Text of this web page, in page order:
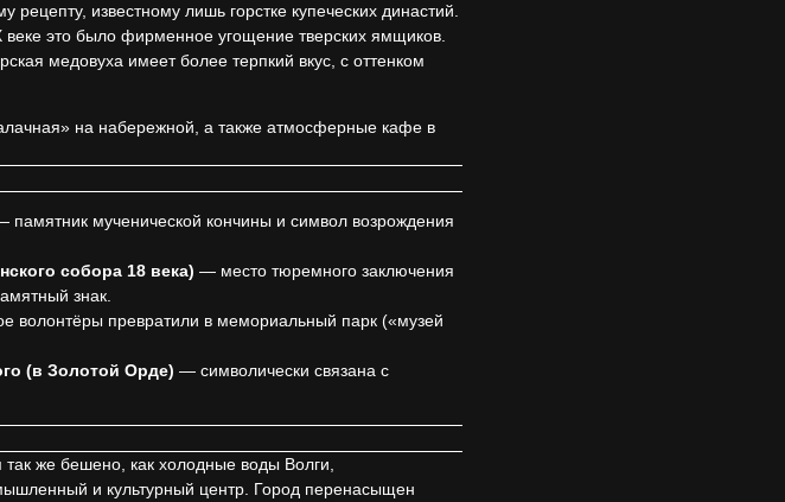
известному лишь горстке купеческих династий.
это было фирменное угощение тверских ямщиков.
медовуха имеет более терпкий вкус, с оттенком
на набережной, а также атмосферные кафе в
памятник мученической кончины и символ возрождения
собора 18 века) — место тюремного заключения
знак.
волонтёры превратили в мемориальный парк («музей
(в Золотой Орде) — символически связана с
же бешено, как холодные воды Волги,
и культурный центр. Город перенасыщен